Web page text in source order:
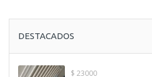
DESTACADOS
$ 23000